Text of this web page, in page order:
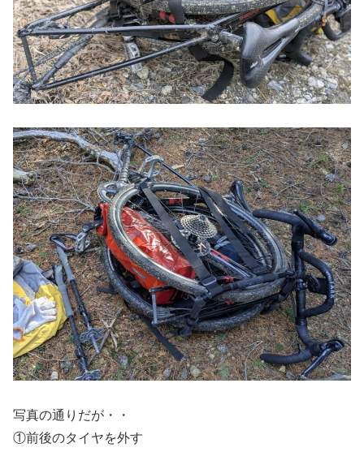
写真の通りだが・・
①前後のタイヤを外す